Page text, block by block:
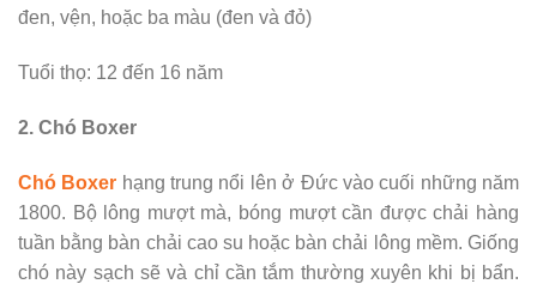
đen, vện, hoặc ba màu (đen và đỏ)
Tuổi thọ: 12 đến 16 năm
2. Chó Boxer
Chó Boxer hạng trung nổi lên ở Đức vào cuối những năm
1800. Bộ lông mượt mà, bóng mượt cần được chải hàng
tuần bằng bàn chải cao su hoặc bàn chải lông mềm. Giống
chó này sạch sẽ và chỉ cần tắm thường xuyên khi bị bẩn.